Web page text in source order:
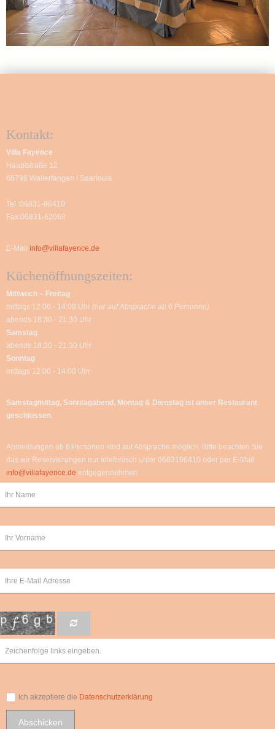
Kontakt:
Villa Fayence
Hauptstraße 12
66798 Wallerfangen / Saarlouis
Tel.:06831-96410
Fax:06831-62068
E-Mail info@villafayence.de
Küchenöffnungszeiten:
Mittwoch – Freitag
mittags 12:00 - 14:00 Uhr (nur auf Absprache ab 6 Personen)
abends 18:30 - 21:30 Uhr
Samstag
abends 18:30 - 21:30 Uhr
Sonntag
mittags 12:00 - 14:00 Uhr
Samstagmittag, Sonntagabend, Montag & Dienstag ist unser Restaurant
geschlossen
Anmeldungen ab 6 Personen sind auf Absprache möglich. Bitte beachten Sie
das wir Reservierungen nur telefonisch unter 0683196410 oder per E-Mail
info@villafayence.de entgegennehmen.
Ich akzeptiere die Datenschutzerklärung
Abschicken